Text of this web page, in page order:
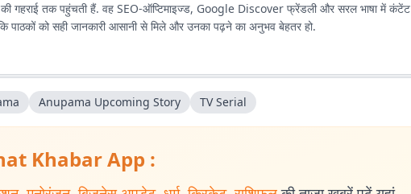
की गहराई तक पहुंचती हैं. वह SEO-ऑप्टिमाइज्ड, Google Discover फ्रेंडली और सरल भाषा में कंटेंट
पाठकों को सही जानकारी आसानी से मिले और उनका पढ़ने का अनुभव बेहतर हो.
Anupama Upcoming Story TV Serial
Khabar App :